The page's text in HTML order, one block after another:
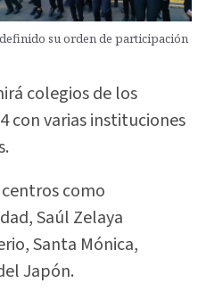
su orden de participación
colegios de los
con varias instituciones
como
Saúl Zelaya
Santa Mónica,
Japón.